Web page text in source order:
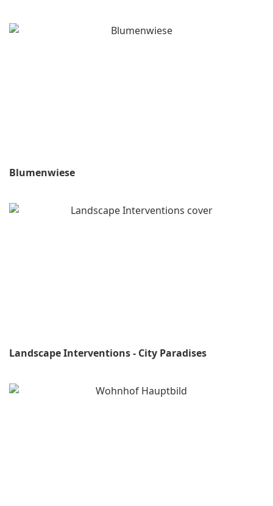
Blumenwiese
Landscape Interventions - City Paradises